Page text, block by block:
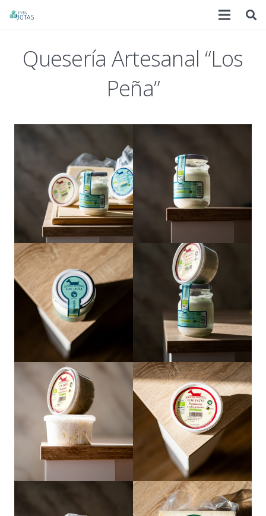
Quesería Artesanal “Los
Peña”